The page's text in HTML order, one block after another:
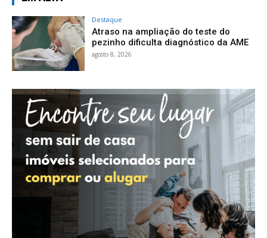
Destaque
Atraso na ampliação do teste do
pezinho dificulta diagnóstico da AME
agosto 8, 2026